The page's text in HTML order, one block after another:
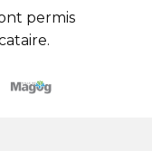
permis